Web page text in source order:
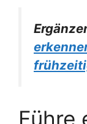
Führe